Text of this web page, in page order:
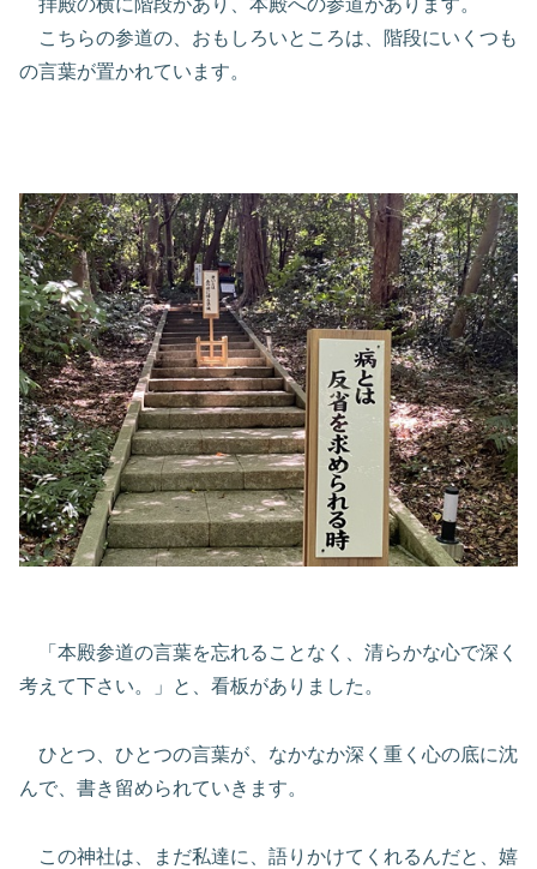
拝殿の横に階段があり、本殿への参道があります。
こちらの参道の、おもしろいところは、階段にいくつも
の言葉が置かれています。
「本殿参道の言葉を忘れることなく、清らかな心で深く
考えて下さい。」と、看板がありました。
ひとつ、ひとつの言葉が、なかなか深く重く心の底に沈
んで、書き留められていきます。
この神社は、まだ私達に、語りかけてくれるんだと、嬉